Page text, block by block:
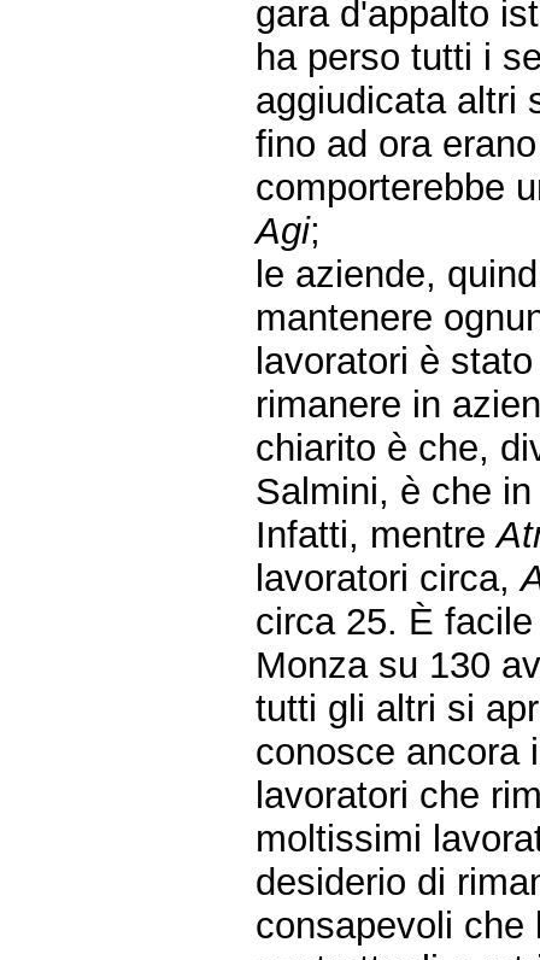
gara d'appalto
ha perso tutti i
aggiudicata altri
fino ad ora
comporterebbe
Agi;
le aziende,
mantenere
lavoratori è
rimanere in
chiarito è che,
Salmini, è che
Infatti, mentre
lavoratori circa,
circa 25. È
Monza su 130
tutti gli altri si
conosce ancora
lavoratori che
moltissimi
desiderio di
consapevoli che